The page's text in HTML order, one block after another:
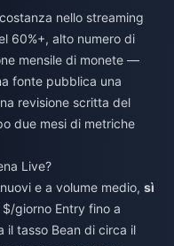
nello streaming
60%+, alto numero di
mensile di monete —
fonte pubblica una
revisione scritta del
due mesi di metriche
Live?
e a volume medio, sì
giorno Entry fino a
il tasso Bean di circa il